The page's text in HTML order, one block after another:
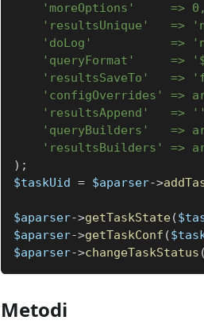
    'moreOptions'     => 0,
'resultsUnique'   =>
'doLog'           =>
'queryFormat'     =>
'resultsSaveTo'   =>
'configOverrides' =>
'resultsAppend'   =>
'queryBuilders'   =>
'resultsBuilders' =>
) ;
$taskUid = $aparser->
$aparser->getTaskState(
$aparser->getTaskConf (
$aparser->changeTaskStatus (
Metodi